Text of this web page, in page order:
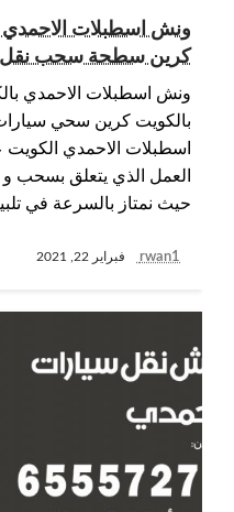
كرين سطحة سحب نقل
ونش اسطبلات الاحمدي
بالكويت كرين سحي
اسطبلات الاحمدي
العمل الذي يتعلق بسحب
حيث نمتاز بالسرعة في
rwan1 فبراير 22, 2021